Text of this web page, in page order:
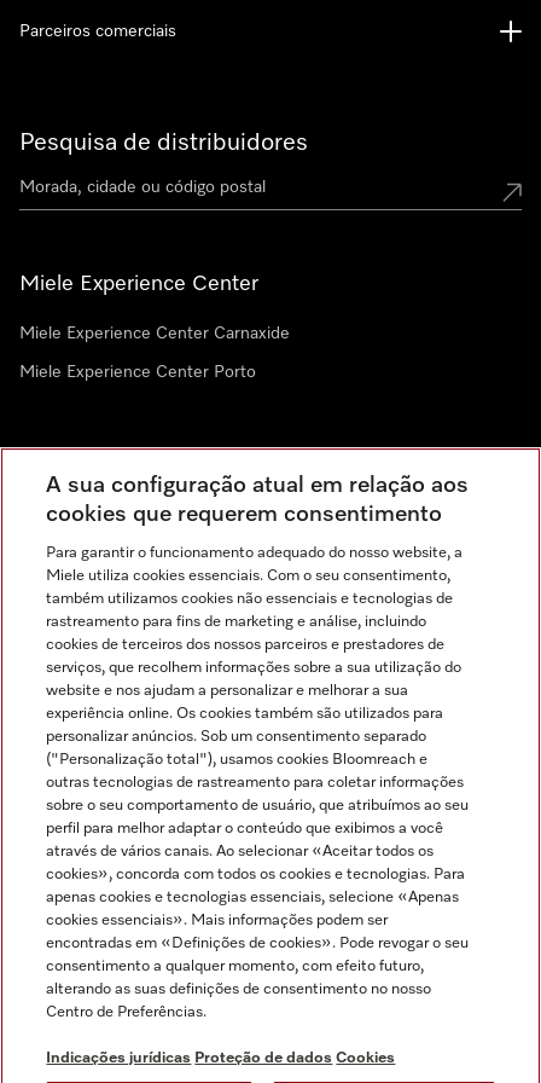
Pesquisa de distribuidores
Miele Experience Center
Miele Experience Center Carnaxide
Miele Experience Center Porto
Parceiros comerciais
Indicações jurídicas
Condições gerais
Proteção de dados
Condições de utilização
Canal de Ética
Formulário de livre resolução
Miele no Instagram
Miele no Facebook
Miele no Youtube
A sua configuração atual em relação aos
cookies que requerem consentimento
Para garantir o funcionamento adequado do nosso website, a
Miele utiliza cookies essenciais. Com o seu consentimento,
também utilizamos cookies não essenciais e tecnologias de
rastreamento para fins de marketing e análise, incluindo
cookies de terceiros dos nossos parceiros e prestadores de
serviços, que recolhem informações sobre a sua utilização do
website e nos ajudam a personalizar e melhorar a sua
experiência online. Os cookies também são utilizados para
personalizar anúncios. Sob um consentimento separado
("Personalização total"), usamos cookies Bloomreach e
outras tecnologias de rastreamento para coletar informações
sobre o seu comportamento de usuário, que atribuímos ao seu
perfil para melhor adaptar o conteúdo que exibimos a você
através de vários canais. Ao selecionar «Aceitar todos os
cookies», concorda com todos os cookies e tecnologias. Para
apenas cookies e tecnologias essenciais, selecione «Apenas
cookies essenciais». Mais informações podem ser
encontradas em «Definições de cookies». Pode revogar o seu
consentimento a qualquer momento, com efeito futuro,
alterando as suas definições de consentimento no nosso
Centro de Preferências.
Indicações jurídicas Proteção de dados Cookies